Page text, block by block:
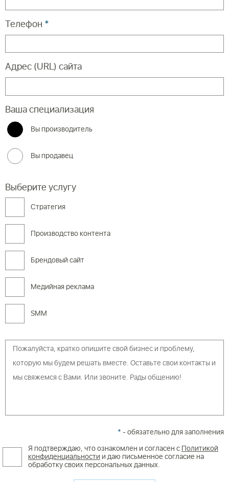
Телефон *
Адрес (URL) сайта
Ваша специализация
Вы производитель
Вы продавец
Выберите услугу
Cтратегия
Производство контента
Брендовый сайт
Медийная реклама
SMM
*- обязательно для заполнения
Я подтверждаю, что ознакомлен и согласен сПолитикой
конфиденциальности и даю письменное согласие на
обработку своих персональных данных.